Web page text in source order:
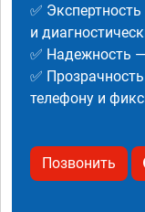
✅
и
✅ Надежность
✅
телефону и
Позвонить